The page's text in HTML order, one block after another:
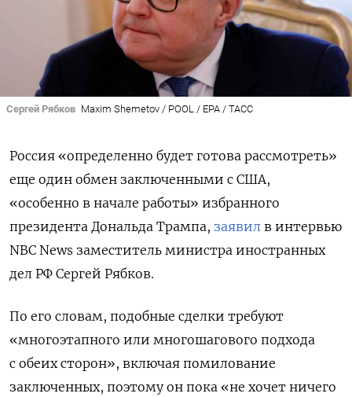
Сергей Рябков Maxim Shemetov / POOL / EPA / ТАСС
Россия «определенно будет готова рассмотреть»
еще один обмен заключенными с США,
«особенно в начале работы» избранного
президента Дональда Трампа, заявил в интервью
NBC News заместитель министра иностранных
дел РФ Сергей Рябков.
По его словам, подобные сделки требуют
«многоэтапного или многошагового подхода
с обеих сторон», включая помилование
заключенных, поэтому он пока «не хочет ничего